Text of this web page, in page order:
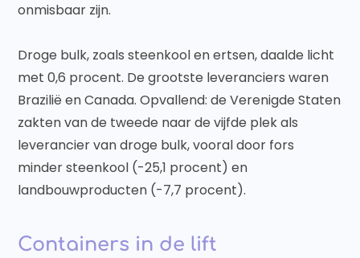
onmisbaar zijn.
Droge bulk, zoals steenkool en ertsen, daalde licht
met 0,6 procent. De grootste leveranciers waren
Brazilië en Canada. Opvallend: de Verenigde Staten
zakten van de tweede naar de vijfde plek als
leverancier van droge bulk, vooral door fors
minder steenkool (-25,1 procent) en
landbouwproducten (-7,7 procent).
Containers in de lift